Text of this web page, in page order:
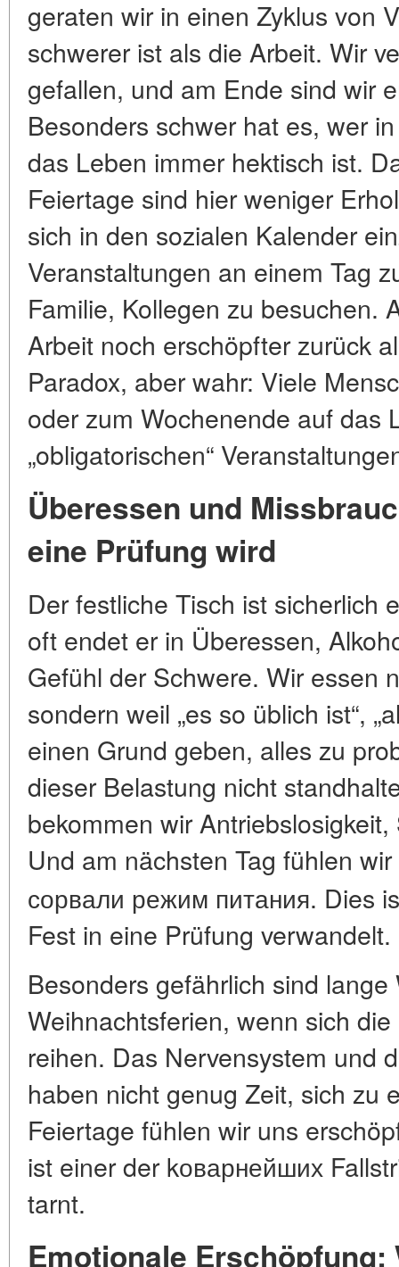
geraten wir in einen Zyklus von
schwerer ist als die Arbeit. Wir
gefallen, und am Ende sind wir
Besonders schwer hat es, wer
das Leben immer hektisch ist.
Feiertage sind hier weniger
sich in den sozialen Kalender
Veranstaltungen an einem Tag
Familie, Kollegen zu besuchen.
Arbeit noch erschöpfter zurück
Paradox, aber wahr: Viele
oder zum Wochenende auf das
„obligatorischen“
Überessen und
eine Prüfung wird
Der festliche Tisch ist sicherlich
oft endet er in Überessen,
Gefühl der Schwere. Wir essen
sondern weil „es so üblich ist“,
einen Grund geben, alles zu
dieser Belastung nicht
bekommen wir
Und am nächsten Tag fühlen
сорвали режим питания. Dies
Fest in eine Prüfung verwandelt.
Besonders gefährlich sind
Weihnachtsferien, wenn sich
reihen. Das Nervensystem und
haben nicht genug Zeit, sich zu
Feiertage fühlen wir uns
ist einer der kоварнейших
tarnt.
Emotionale Erschöpfung: